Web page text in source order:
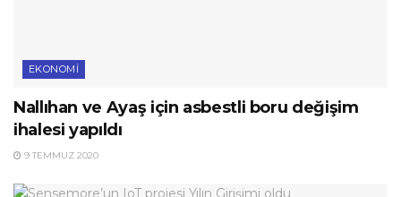
EKONOMI
Nallıhan ve Ayaş için asbestli boru değişim
ihalesi yapıldı
9 TEMMUZ 2020